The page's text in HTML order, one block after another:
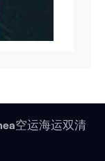
空运海运双清